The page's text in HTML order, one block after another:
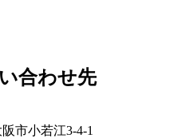
合わせ先
市小若江3-4-1